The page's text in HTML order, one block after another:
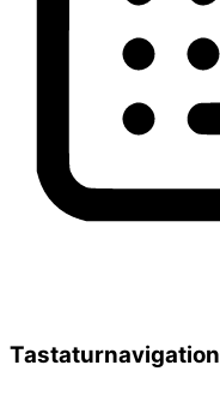
Tastaturnavigation